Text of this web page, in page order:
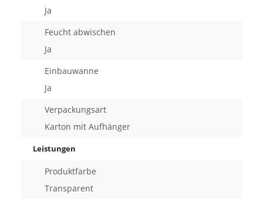
Ja
Feucht abwischen
Ja
Einbauwanne
Ja
Verpackungsart
Karton mit Aufhänger
Leistungen
Produktfarbe
Transparent